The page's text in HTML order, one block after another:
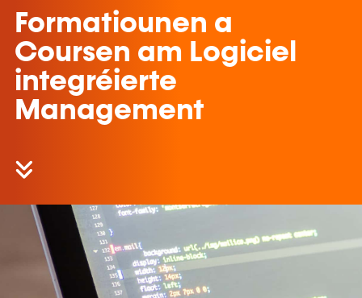
Formatiounen a
Coursen am Logiciel
integréierte
Management